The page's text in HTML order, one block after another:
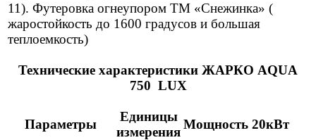
11). Футеровка огнеупором ТМ «Снежинка» (
жаростойкость до 1600 градусов и большая
теплоемкость)
Технические характеристики ЖАРКО AQUA
750 LUX
Параметры
Единицы
измерения
Мощность 20кВт